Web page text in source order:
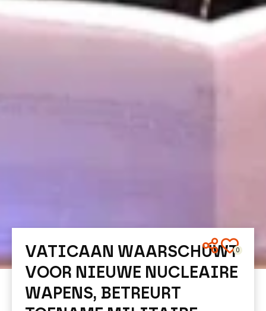
0
VATICAAN WAARSCHUWT
VOOR NIEUWE NUCLEAIRE
WAPENS, BETREURT